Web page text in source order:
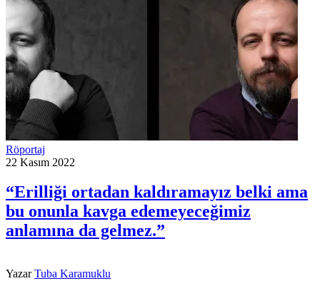
Röportaj
22 Kasım 2022
“Erilliği ortadan kaldıramayız belki ama
bu onunla kavga edemeyeceğimiz
anlamına da gelmez.”
YazarTuba Karamuklu